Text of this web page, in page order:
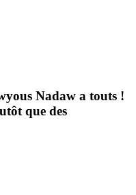
Nadaw a touts !
que des